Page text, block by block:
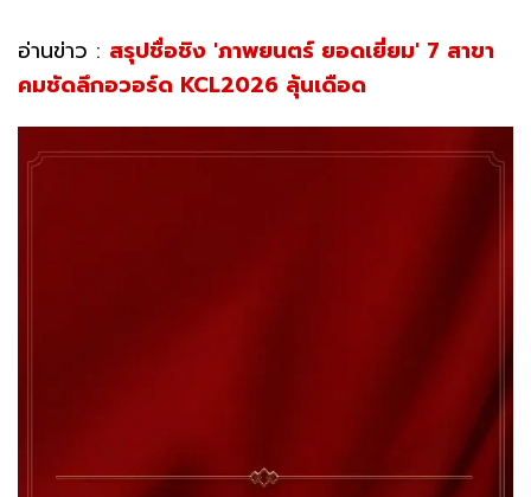
อ่านข่าว : สรุปชื่อชิง 'ภาพยนตร์ ยอดเยี่ยม' 7 สาขา
คมชัดลึกอวอร์ด KCL2026 ลุ้นเดือด